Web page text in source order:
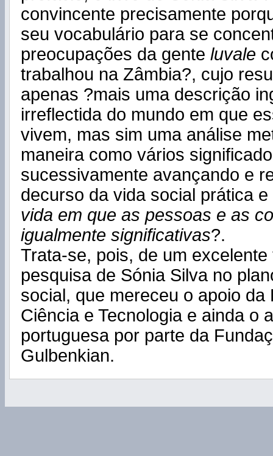
convincente precisamente
seu vocabulário para se
preocupações da gente luvale
trabalhou na Zâmbia?, cujo
apenas ?mais uma descrição
irreflectida do mundo em que
vivem, mas sim uma análise
maneira como vários
sucessivamente avançando e
decurso da vida social prática
vida em que as pessoas e as
igualmente significativas?.
Trata-se, pois, de um excelente
pesquisa de Sónia Silva no
social, que mereceu o apoio da
Ciência e Tecnologia e ainda o
portuguesa por parte da
Gulbenkian.